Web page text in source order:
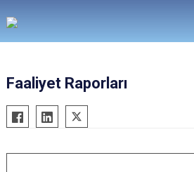
Faaliyet Raporları